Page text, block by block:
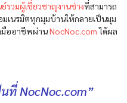
รวมผู้เชี่ยวชาญงานช่างที่สามารถ
เนรมิตทุกมุมบ้านให้กลายเป็นมุม
มืออาชีพผ่านNocNoc.comได้ผล
ที่ NocNoc.com”